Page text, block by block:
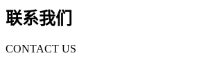
联系我们
CONTACT US